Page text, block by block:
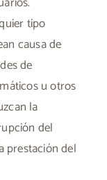
tipo
causa de
de
u otros
la
del
prestación del